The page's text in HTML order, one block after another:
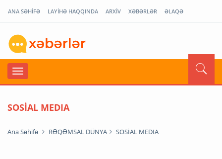
ANA SƏHİFƏ LAYİHƏ HAQQINDA ARXİV XƏBƏRLƏR ƏLAQƏ
SOSİAL MEDIA
Ana Səhifə RƏQƏMSAL DÜNYA SOSİAL MEDIA